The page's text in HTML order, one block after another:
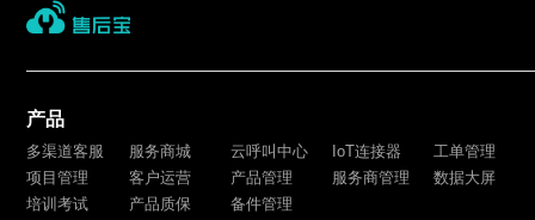
产品
多渠道客服 服务商城 云呼叫中心 IoT连接器
工单管理
项目管理
客户运营 产品管理 服务商管理
数据大屏
培训考试
产品质保 备件管理